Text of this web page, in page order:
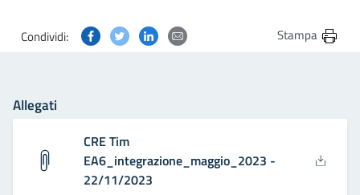
Condividi: Condividi questa pagina su Facebook
Condividi questa pagina su Twitter
Condividi questa pagina su Linkedin
Condividi questa pagina via
Stampa
Allegati
CRE Tim
EA6_integrazione_maggio_2023 -
22/11/2023